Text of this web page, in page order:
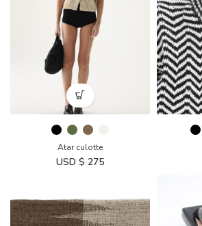
Atar culotte
USD $ 275